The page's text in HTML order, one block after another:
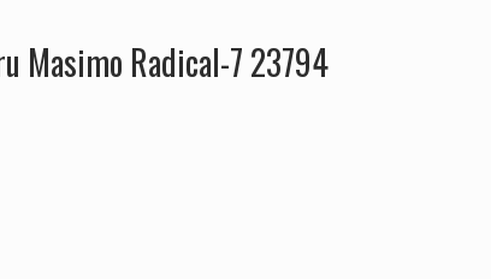
Masimo Radical-7 23794